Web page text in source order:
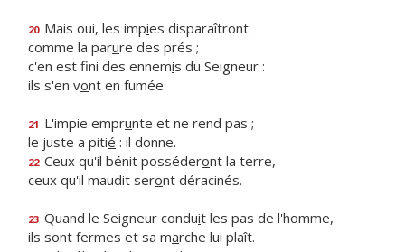
20 Mais oui, les impies disparaîtront
comme la parure des prés ;
c'en est fini des ennemis du Seigneur :
ils s'en vont en fumée.
21 L'impie emprunte et ne rend pas ;
le juste a pitié : il donne.
22 Ceux qu'il bénit posséderont la terre,
ceux qu'il maudit seront déracinés.
23 Quand le Seigneur conduit les pas de l'homme,
ils sont fermes et sa marche lui plaît.